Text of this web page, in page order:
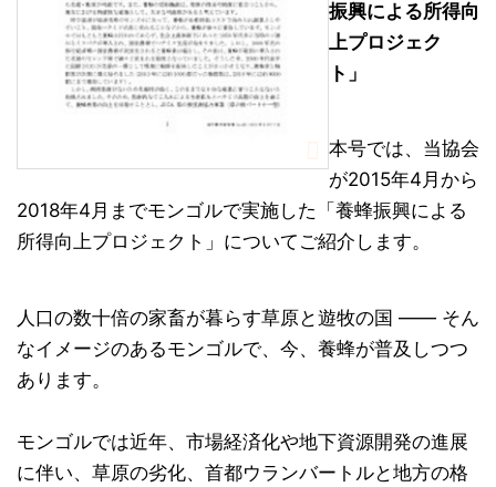
振興による所得向
上プロジェク
ト」
本号では、当協会
が2015年4月から
2018年4月までモンゴルで実施した「養蜂振興による
所得向上プロジェクト」についてご紹介します。
人口の数十倍の家畜が暮らす草原と遊牧の国 ―― そん
なイメージのあるモンゴルで、今、養蜂が普及しつつ
あります。
モンゴルでは近年、市場経済化や地下資源開発の進展
に伴い、草原の劣化、首都ウランバートルと地方の格